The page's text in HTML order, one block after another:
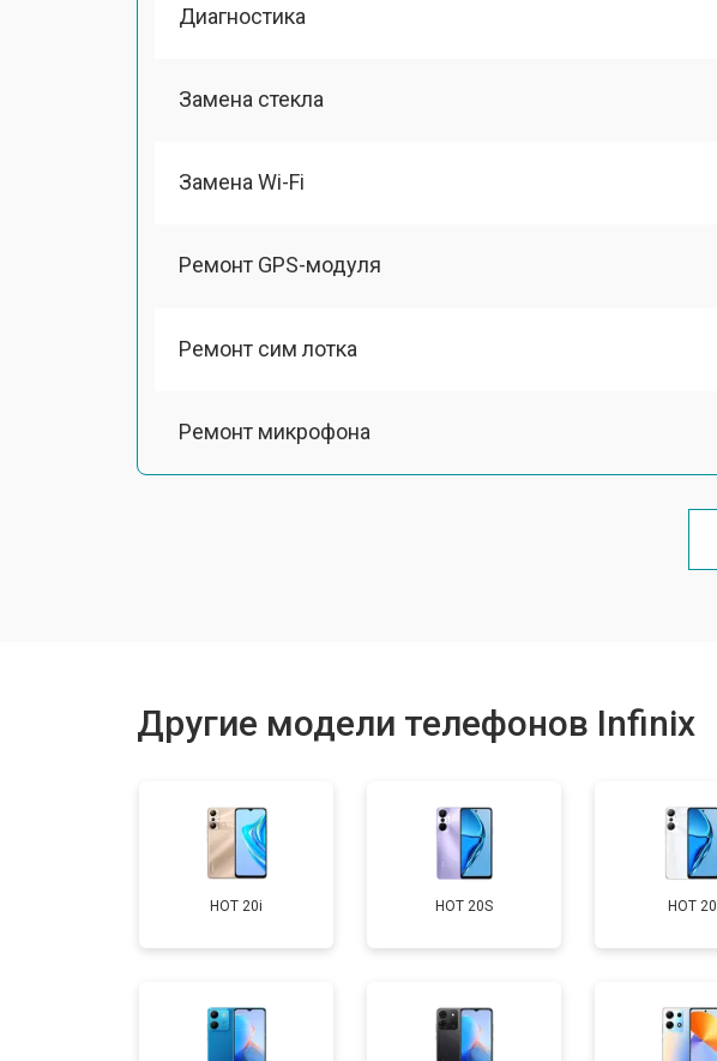
Диагностика
Замена стекла
Замена Wi-Fi
Ремонт GPS-модуля
Ремонт сим лотка
Ремонт микрофона
Замена задней крышки
Замена кнопки включения
Другие модели телефонов Infinix
HOT 20i HOT 20S HOT 20